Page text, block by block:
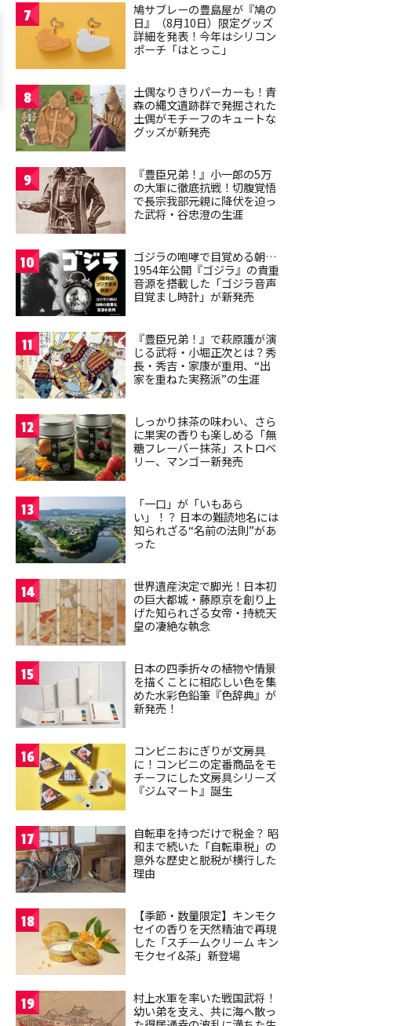
7
鳩サブレーの豊島屋が『鳩の
日』（8月10日）限定グッズ
詳細を発表！今年はシリコン
ポーチ「はとっこ」
8
土偶なりきりパーカーも！青
森の縄文遺跡群で発掘された
土偶がモチーフのキュートな
グッズが新発売
9
『豊臣兄弟！』小一郎の5万
の大軍に徹底抗戦！切腹覚悟
で長宗我部元親に降伏を迫っ
た武将・谷忠澄の生涯
10
ゴジラの咆哮で目覚める朝…
1954年公開『ゴジラ』の貴重
音源を搭載した「ゴジラ音声
目覚まし時計」が新発売
11
『豊臣兄弟！』で萩原護が演
じる武将・小堀正次とは？秀
長・秀吉・家康が重用、“出
家を重ねた実務派”の生涯
12
しっかり抹茶の味わい、さら
に果実の香りも楽しめる「無
糖フレーバー抹茶」ストロベ
リー、マンゴー新発売
13
「一口」が「いもあら
い」！？ 日本の難読地名には
知られざる“名前の法則”があ
った
14
世界遺産決定で脚光！日本初
の巨大都城・藤原京を創り上
げた知られざる女帝・持統天
皇の凄絶な執念
15
日本の四季折々の植物や情景
を描くことに相応しい色を集
めた水彩色鉛筆『色辞典』が
新発売！
16
コンビニおにぎりが文房具
に！コンビニの定番商品をモ
チーフにした文房具シリーズ
『ジムマート』誕生
17
自転車を持つだけで税金？ 昭
和まで続いた「自転車税」の
意外な歴史と脱税が横行した
理由
18
【季節・数量限定】キンモク
セイの香りを天然精油で再現
した「スチームクリーム キン
モクセイ&茶」新登場
19
村上水軍を率いた戦国武将！
幼い弟を支え、共に海へ散っ